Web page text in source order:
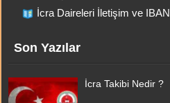
İcra Daireleri İletişim ve IBAN
Son Yazılar
İcra Takibi Nedir ?